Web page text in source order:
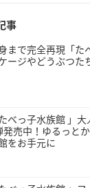
事
まで完全再現「た
ージやどうぶつた
たべっ子水族館 」
発売中！ゆるっと
をお手元に